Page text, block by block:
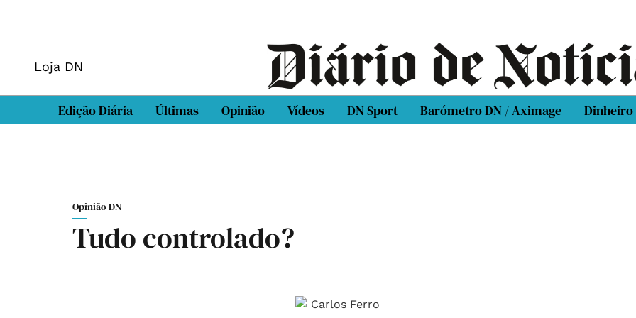
Loja DN
Edição Diária Últimas Opinião Vídeos DN Sport Barómetro DN / Aximage Dinheiro
Opinião DN
Tudo controlado?